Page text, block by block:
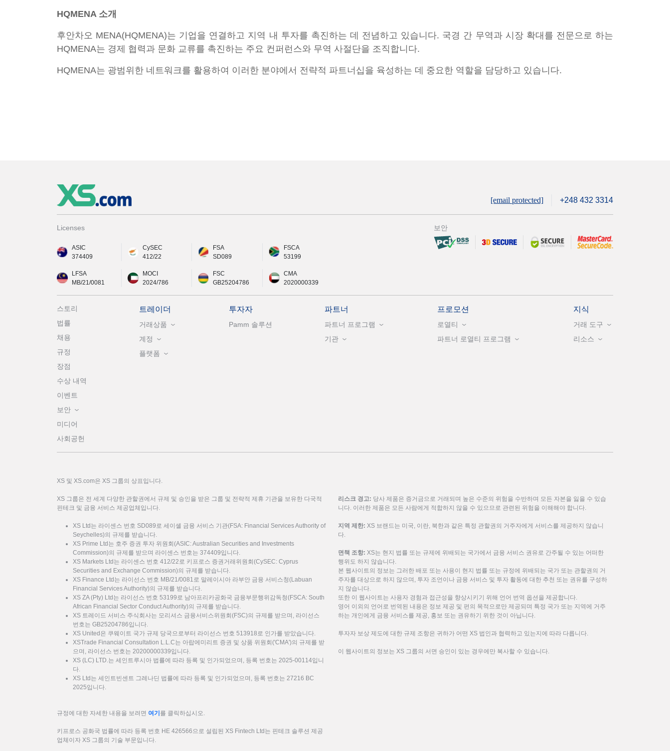
HQMENA 소개
후안차오 MENA(HQMENA)는 기업을 연결하고 지역 내 투자를 촉진하는 데 전념하고 있습니다. 국경 간 무역과 시장 확대를 전문으로 하는
HQMENA는 경제 협력과 문화 교류를 촉진하는 주요 컨퍼런스와 무역 사절단을 조직합니다.
HQMENA는 광범위한 네트워크를 활용하여 이러한 분야에서 전략적 파트너십을 육성하는 데 중요한 역할을 담당하고 있습니다.
[email protected] +248 432 3314
Licenses
ASIC
374409
CySEC
412/22
FSA
SD089
FSCA
53199
LFSA
MB/21/0081
MOCI
2024/786
FSC
GB25204786
CMA
2020000339
보안
스토리
법률
채용
규정
장점
수상 내역
이벤트
보안
미디어
사회공헌
트레이더
거래상품
계정
플랫폼
투자자
Pamm 솔루션
파트너
파트너 프로그램
기관
프로모션
로열티
파트너 로열티 프로그램
지식
거래 도구
리소스
XS 및 XS.com은 XS 그룹의 상표입니다.
XS 그룹은 전 세계 다양한 관할권에서 규제 및 승인을 받은 그룹 및 전략적 제휴 기관을 보유한 다국적
핀테크 및 금융 서비스 제공업체입니다.
XS Ltd는 라이센스 번호 SD089로 세이셸 금융 서비스 기관(FSA: Financial Services Authority of
Seychelles)의 규제를 받습니다.
XS Prime Ltd는 호주 증권 투자 위원회(ASIC: Australian Securities and Investments
Commission)의 규제를 받으며 라이센스 번호는 374409입니다.
XS Markets Ltd는 라이센스 번호 412/22로 키프로스 증권거래위원회(CySEC: Cyprus
Securities and Exchange Commission)의 규제를 받습니다.
XS Finance Ltd는 라이선스 번호 MB/21/0081로 말레이시아 라부안 금융 서비스청(Labuan
Financial Services Authority)의 규제를 받습니다.
XS ZA (Pty) Ltd는 라이선스 번호 53199로 남아프리카공화국 금융부문행위감독청(FSCA: South
African Financial Sector Conduct Authority)의 규제를 받습니다.
XS 트레이드 서비스 주식회사는 모리셔스 금융서비스위원회(FSC)의 규제를 받으며, 라이선스
번호는 GB25204786입니다.
XS United은 쿠웨이트 국가 규제 당국으로부터 라이선스 번호 513918로 인가를 받았습니다.
XSTrade Financial Consultation L.L.C는 아랍에미리트 증권 및 상품 위원회('CMA')의 규제를 받
으며, 라이선스 번호는 20200000339입니다.
XS (LC) LTD.는 세인트루시아 법률에 따라 등록 및 인가되었으며, 등록 번호는 2025-00114입니
다.
XS Ltd는 세인트빈센트 그레나딘 법률에 따라 등록 및 인가되었으며, 등록 번호는 27216 BC
2025입니다.
규정에 대한 자세한 내용을 보려면 여기를 클릭하십시오.
키프로스 공화국 법률에 따라 등록 번호 HE 426566으로 설립된 XS Fintech Ltd는 핀테크 솔루션 제공
업체이자 XS 그룹의 기술 부문입니다.
리스크 경고: 당사 제품은 증거금으로 거래되며 높은 수준의 위험을 수반하며 모든 자본을 잃을 수 있습
니다. 이러한 제품은 모든 사람에게 적합하지 않을 수 있으므로 관련된 위험을 이해해야 합니다.
지역 제한: XS 브랜드는 미국, 이란, 북한과 같은 특정 관할권의 거주자에게 서비스를 제공하지 않습니
다.
면책 조항: XS는 현지 법률 또는 규제에 위배되는 국가에서 금융 서비스 권유로 간주될 수 있는 어떠한
행위도 하지 않습니다.
본 웹사이트의 정보는 그러한 배포 또는 사용이 현지 법률 또는 규정에 위배되는 국가 또는 관할권의 거
주자를 대상으로 하지 않으며, 투자 조언이나 금융 서비스 및 투자 활동에 대한 추천 또는 권유를 구성하
지 않습니다.
또한 이 웹사이트는 사용자 경험과 접근성을 향상시키기 위해 언어 번역 옵션을 제공합니다.
영어 이외의 언어로 번역된 내용은 정보 제공 및 편의 목적으로만 제공되며 특정 국가 또는 지역에 거주
하는 개인에게 금융 서비스를 제공, 홍보 또는 권유하기 위한 것이 아닙니다.
투자자 보상 제도에 대한 규제 조항은 귀하가 어떤 XS 법인과 협력하고 있는지에 따라 다릅니다.
이 웹사이트의 정보는 XS 그룹의 서면 승인이 있는 경우에만 복사할 수 있습니다.